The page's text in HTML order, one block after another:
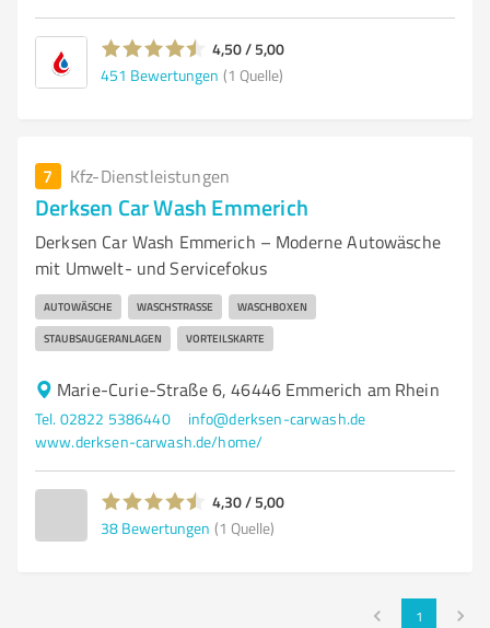
4,50 / 5,00
451 Bewertungen (1 Quelle)
7 Kfz-Dienstleistungen
Derksen Car Wash Emmerich
Derksen Car Wash Emmerich – Moderne Autowäsche
mit Umwelt- und Servicefokus
AUTOWÄSCHE WASCHSTRASSE WASCHBOXEN
STAUBSAUGERANLAGEN VORTEILSKARTE
Marie-Curie-Straße 6, 46446 Emmerich am Rhein
Tel. 02822 5386440
info@derksen-carwash.de
www.derksen-carwash.de/home/
4,30 / 5,00
38 Bewertungen (1 Quelle)
1